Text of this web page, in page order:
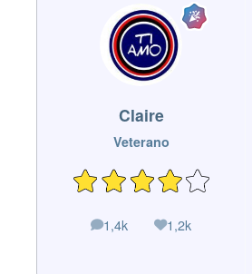
Claire
Veterano
1,4k
messaggi1,2k
Reputazione